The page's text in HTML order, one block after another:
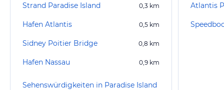
Strand Paradise Island 0,3 km
Hafen Atlantis 0,5 km
Sidney Poitier Bridge 0,8 km
Hafen Nassau 0,9 km
Sehenswürdigkeiten in Paradise Island
Atlantis